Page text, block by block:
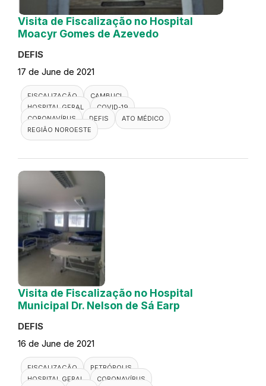
Visita de Fiscalização no Hospital
Moacyr Gomes de Azevedo
DEFIS
17 de June de 2021
FISCALIZAÇÃO
CAMBUCI
HOSPITAL GERAL
COVID-19
CORONAVÍRUS
DEFIS
ATO MÉDICO
REGIÃO NOROESTE
Visita de Fiscalização no Hospital
Municipal Dr. Nelson de Sá Earp
DEFIS
16 de June de 2021
FISCALIZAÇÃO
PETRÓPOLIS
HOSPITAL GERAL
CORONAVÍRUS